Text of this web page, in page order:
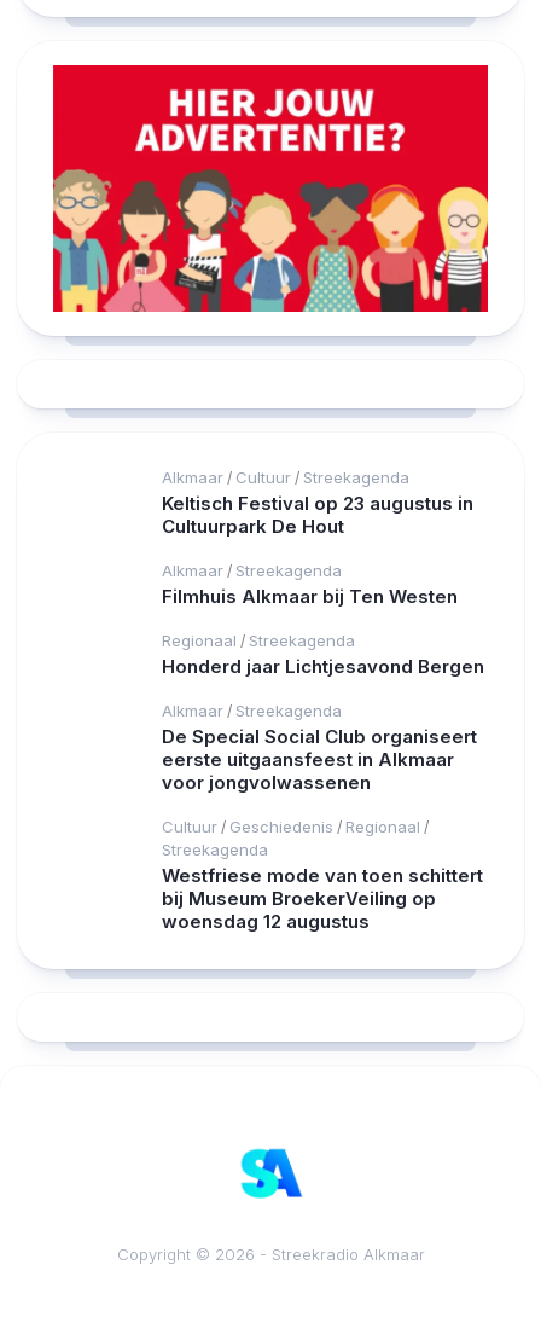
Alkmaar / Cultuur / Streekagenda
Keltisch Festival op 23 augustus in
Cultuurpark De Hout
Alkmaar / Streekagenda
Filmhuis Alkmaar bij Ten Westen
Regionaal / Streekagenda
Honderd jaar Lichtjesavond Bergen
Alkmaar / Streekagenda
De Special Social Club organiseert
eerste uitgaansfeest in Alkmaar
voor jongvolwassenen
Cultuur / Geschiedenis / Regionaal /
Streekagenda
Westfriese mode van toen schittert
bij Museum BroekerVeiling op
woensdag 12 augustus
Copyright © 2026 - Streekradio Alkmaar